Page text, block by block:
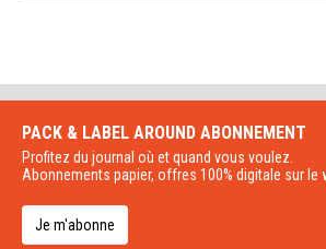
PACK & LABEL AROUND ABONNEMENT
Profitez du journal où et quand vous voulez.
Abonnements papier, offres 100% digitale sur le
Je m'abonne